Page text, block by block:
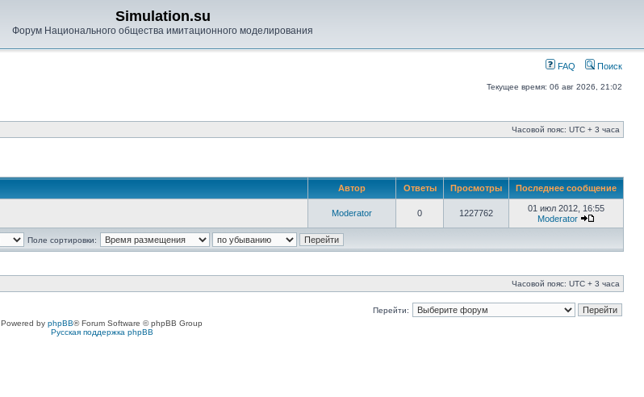
Simulation.su
Форум Национального общества имитационного моделирования
FAQ Поиск
Текущее время: 06 авг 2026, 21:02
Часовой пояс: UTC + 3 часа
Автор Ответы Просмотры Последнее сообщение
Moderator 0 1227762
01 июл 2012, 16:55
Moderator
Поле сортировки:
Часовой пояс: UTC + 3 часа
Перейти:
Powered by phpBB® Forum Software © phpBB Group
Русская поддержка phpBB